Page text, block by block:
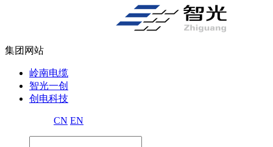
集团网站
岭南电缆
智光一创
创电科技
CN EN